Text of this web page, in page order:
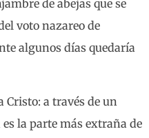
de abejas que se
voto nazareo de
algunos días quedaría
Cristo: a través de un
la parte más extraña de